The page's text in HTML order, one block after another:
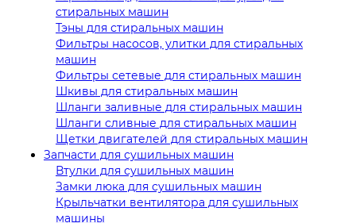
стиральных машин
Тэны для стиральных машин
Фильтры насосов, улитки для стиральных
машин
Фильтры сетевые для стиральных машин
Шкивы для стиральных машин
Шланги заливные для стиральных машин
Шланги сливные для стиральных машин
Щетки двигателей для стиральных машин
Запчасти для сушильных машин
Втулки для сушильных машин
Замки люка для сушильных машин
Крыльчатки вентилятора для сушильных
машины